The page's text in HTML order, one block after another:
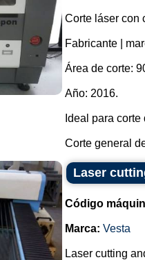
Corte láser con
Fabricante |
Área de corte:
Año: 2016.
Ideal para
Corte general
Laser
Código
Marca: Vesta
Laser cutting